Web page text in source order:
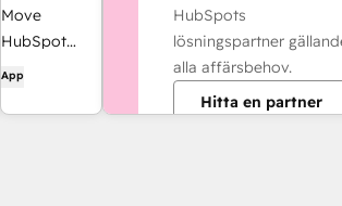
Move
HubSpot
data into
spreadsheets,
App
HubSpots
lösningspartner
alla affärsbehov.
Hitta en partner